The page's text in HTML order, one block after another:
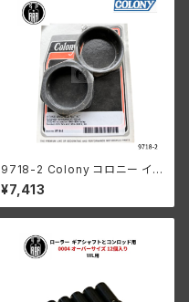
9718-2 Colony コロニー イン
テーク マニホールド ナット キッ
ト ハーレーダビッドソン 1940-
54年 OHV 74 モデル 1953-5
¥7,413